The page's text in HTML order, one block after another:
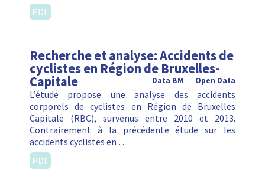
PDF
Recherche et analyse: Accidents de
cyclistes en Région de Bruxelles-
Capitale Open Data
Data BM
L’étude propose une analyse des accidents
corporels de cyclistes en Région de Bruxelles
Capitale (RBC), survenus entre 2010 et 2013.
Contrairement à la précédente étude sur les
accidents cyclistes en …
PDF